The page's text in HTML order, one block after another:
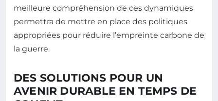
meilleure compréhension de ces dynamiques
permettra de mettre en place des politiques
appropriées pour réduire l’empreinte carbone de
la guerre.
DES SOLUTIONS POUR UN
AVENIR DURABLE EN TEMPS DE